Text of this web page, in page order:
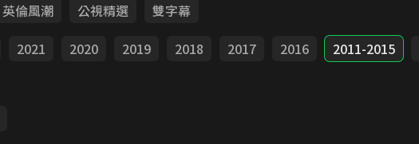
英倫風潮 公視精選
雙字幕
2021 2020 2019 2018 2017 2016 2011-2015